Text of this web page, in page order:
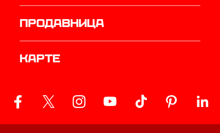
продавница
Карте